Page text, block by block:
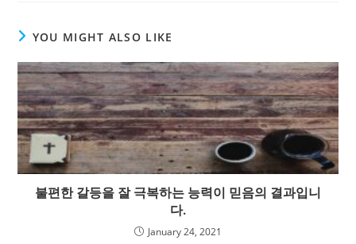
YOU MIGHT ALSO LIKE
불편한 갈등을 잘 극복하는 능력이 믿음의 결과입니
다.
January 24, 2021